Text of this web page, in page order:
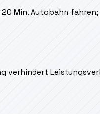
Min. Autobahn
verhindert